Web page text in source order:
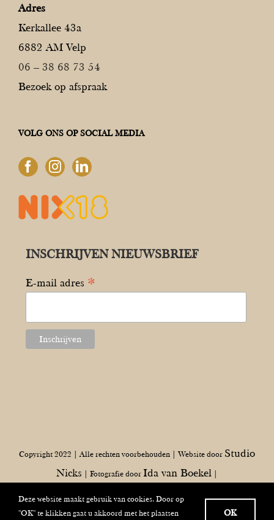
Adres
Kerkallee 43a
6882 AM Velp
06 – 38 68 73 54
Bezoek op afspraak
VOLG ONS OP SOCIAL MEDIA
INSCHRIJVEN NIEUWSBRIEF
E-mail adres *
Copyright 2022 | Alle rechten voorbehouden | Website door Studio
Nicks | Fotografie door Ida van Boekel
FacebookInstagramLinkedIn
Deze website maakt gebruik van cookies. Door op
"OK" te klikken gaat u akkoord met het plaatsen
OK